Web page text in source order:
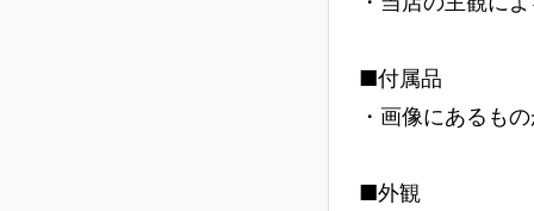
■付属品
・画像にあるも
■外観